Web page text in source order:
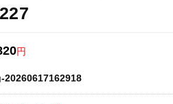
円
20260617162918